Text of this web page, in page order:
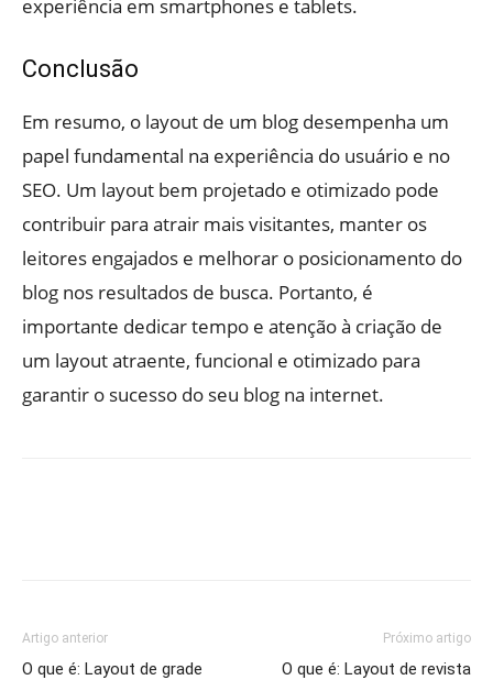
experiência em smartphones e tablets.
Conclusão
Em resumo, o layout de um blog desempenha um
papel fundamental na experiência do usuário e no
SEO. Um layout bem projetado e otimizado pode
contribuir para atrair mais visitantes, manter os
leitores engajados e melhorar o posicionamento do
blog nos resultados de busca. Portanto, é
importante dedicar tempo e atenção à criação de
um layout atraente, funcional e otimizado para
garantir o sucesso do seu blog na internet.
Artigo anterior
O que é: Layout de grade
Próximo artigo
O que é: Layout de revista